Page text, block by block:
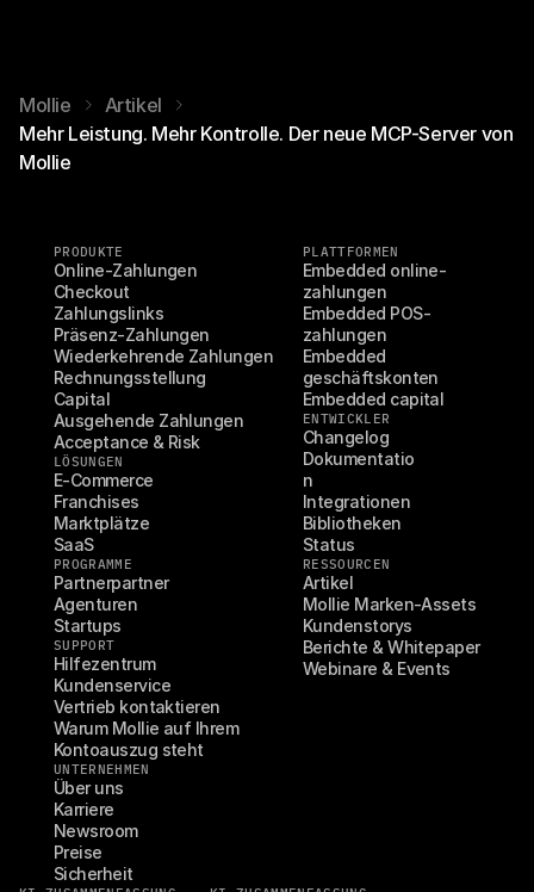
Mollie
Artikel
Mehr Leistung. Mehr Kontrolle. Der neue MCP-Server von
Mollie
PRODUKTE
Online-Zahlungen
Checkout
Zahlungslinks
Präsenz-Zahlungen
Wiederkehrende Zahlungen
Rechnungsstellung
Capital
Ausgehende Zahlungen
Acceptance & Risk
LÖSUNGEN
E-Commerce
Franchises
Marktplätze
SaaS
PROGRAMME
Partnerpartner
Agenturen
Startups
SUPPORT
Hilfezentrum
Kundenservice
Vertrieb kontaktieren
Warum Mollie auf Ihrem
Kontoauszug steht
UNTERNEHMEN
Über uns
Karriere
Newsroom
Preise
Sicherheit
PLATTFORMEN
Embedded online-
zahlungen
Embedded POS-
zahlungen
Embedded
geschäftskonten
Embedded capital
ENTWICKLER
Changelog
Dokumentatio
n
Integrationen
Bibliotheken
Status
RESSOURCEN
Artikel
Mollie Marken-Assets
Kundenstorys
Berichte & Whitepaper
Webinare & Events